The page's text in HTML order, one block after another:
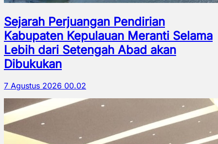
Sejarah Perjuangan Pendirian
Kabupaten Kepulauan Meranti Selama
Lebih dari Setengah Abad akan
Dibukukan
7 Agustus 2026 00.02